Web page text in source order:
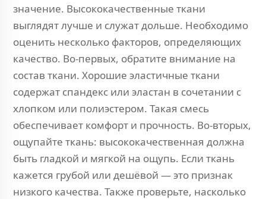
значение. Высококачественные ткани
выглядят лучше и служат дольше. Необходимо
оценить несколько факторов, определяющих
качество. Во-первых, обратите внимание на
состав ткани. Хорошие эластичные ткани
содержат спандекс или эластан в сочетании с
хлопком или полиэстером. Такая смесь
обеспечивает комфорт и прочность. Во-вторых,
ощупайте ткань: высококачественная должна
быть гладкой и мягкой на ощупь. Если ткань
кажется грубой или дешёвой — это признак
низкого качества. Также проверьте, насколько